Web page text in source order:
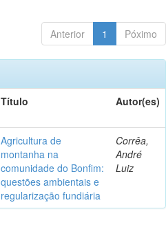
Anterior 1 Póximo
Título Autor(es)
Agricultura de
montanha na
comunidade do Bonfim:
questões ambientais e
regularização fundiária
Corrêa,
André
Luiz